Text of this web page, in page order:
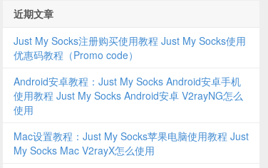
近期文章
Just My Socks注册购买使用教程 Just My Socks使用
优惠码教程（Promo code）
Android安卓教程：Just My Socks Android安卓手机
使用教程 Just My Socks Android安卓 V2rayNG怎么
使用
Mac设置教程：Just My Socks苹果电脑使用教程 Just
My Socks Mac V2rayX怎么使用